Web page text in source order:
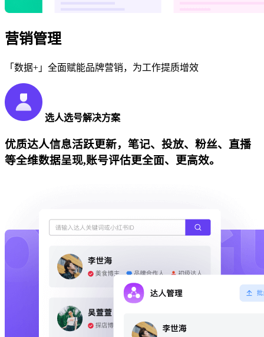
营销管理
「数据+」全面赋能品牌营销，为工作提质增效
选人选号解决方案
优质达人信息活跃更新，笔记、投放、粉丝、直播
等全维数据呈现,账号评估更全面、更高效。